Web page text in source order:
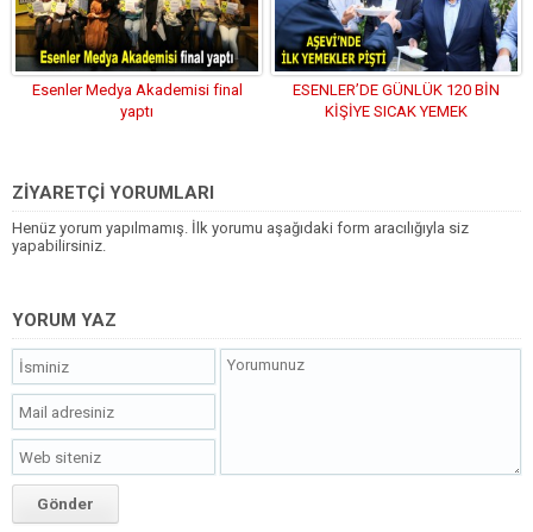
Esenler Medya Akademisi final
yaptı
ESENLER’DE GÜNLÜK 120 BİN
KİŞİYE SICAK YEMEK
ZİYARETÇİ YORUMLARI
Henüz yorum yapılmamış. İlk yorumu aşağıdaki form aracılığıyla siz
yapabilirsiniz.
YORUM YAZ